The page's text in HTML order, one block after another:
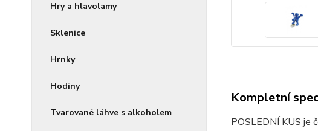
Hry a hlavolamy
Sklenice
Hrnky
Hodiny
Tvarované láhve s alkoholem
Kompletní
POSLEDNÍ KUS je